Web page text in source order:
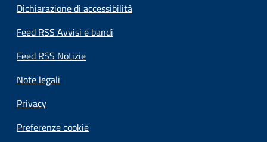
Dichiarazione di accessibilità
Feed RSS Avvisi e bandi
Feed RSS Notizie
Note legali
Privacy
Preferenze cookie